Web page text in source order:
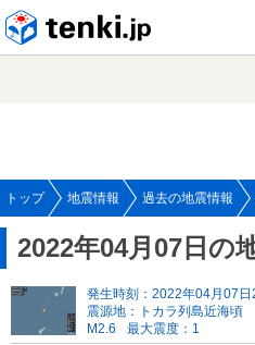
トップ 地震情報 過去の地震情報
2022年04月07日の
発生時刻：2022年04月07
震源地：トカラ列島近海頃
M2.6
最大震度：1